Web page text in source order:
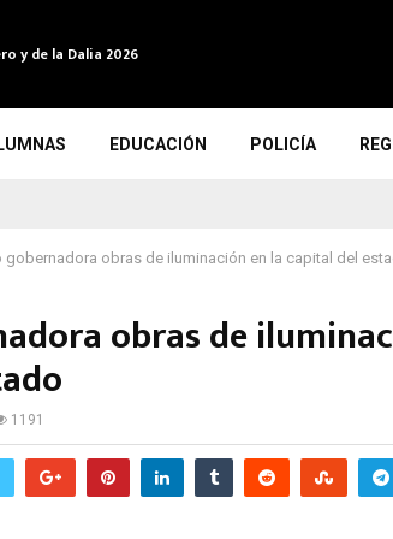
y de la Dalia 2026
EDUCACIÓN POLICÍA
gobernadora obras de iluminación en la capital del
obras de
1191